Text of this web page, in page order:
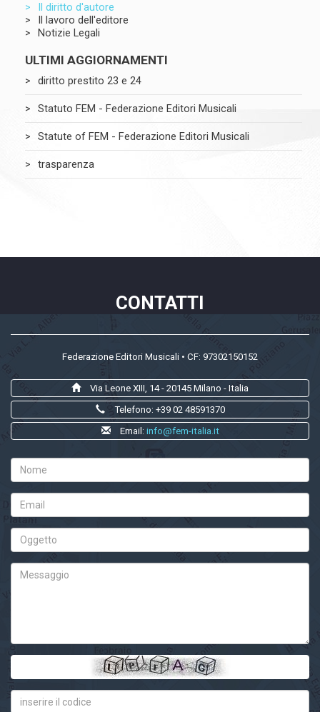
Il diritto d'autore
Il lavoro dell'editore
Notizie Legali
ULTIMI AGGIORNAMENTI
diritto prestito 23 e 24
Statuto FEM - Federazione Editori Musicali
Statute of FEM - Federazione Editori Musicali
trasparenza
CONTATTI
Federazione Editori Musicali • CF: 97302150152
Via Leone XIII, 14 - 20145 Milano - Italia
Telefono: +39 02 48591370
Email: info@fem-italia.it